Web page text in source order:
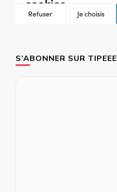
S’ABONNER SUR TIPEEE